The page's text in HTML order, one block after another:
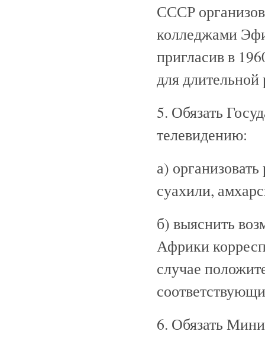
СССР
колледжами
пригласив в
для
5. Обязать
телевидению:
а)
суахили,
б) выяснить
Африки
случае
6. Обязать